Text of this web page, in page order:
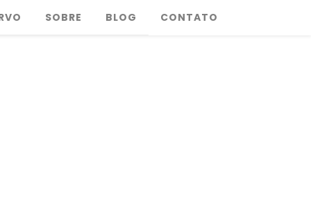
SOBRE BLOG CONTATO